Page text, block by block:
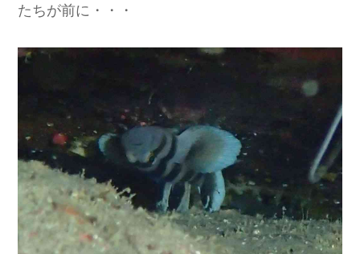
たちが前に・・・